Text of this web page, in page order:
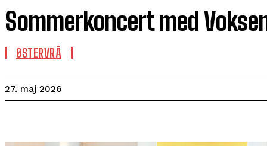
Sommerkoncert med
ØSTERVRÅ
27. maj 2026